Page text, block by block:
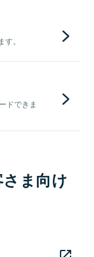
。
ドできま
ま向け